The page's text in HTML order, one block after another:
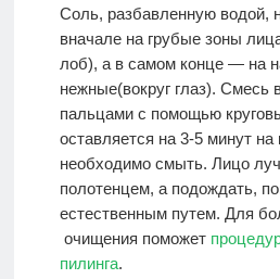
Соль, разбавленную водой,
вначале на грубые зоны
лоб), а в самом конце — на
нежные(вокруг глаз). Смесь
пальцами с помощью
оставляется на 3-5 минут
необходимо смыть. Лицо
полотенцем, а подождать,
естественным путем. Для
очищения поможет
пилинга.